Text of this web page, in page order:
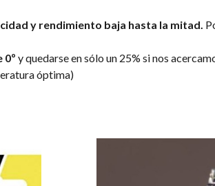
y rendimiento baja hasta la mitad.
0º y quedarse en sólo un 25% si nos
óptima)